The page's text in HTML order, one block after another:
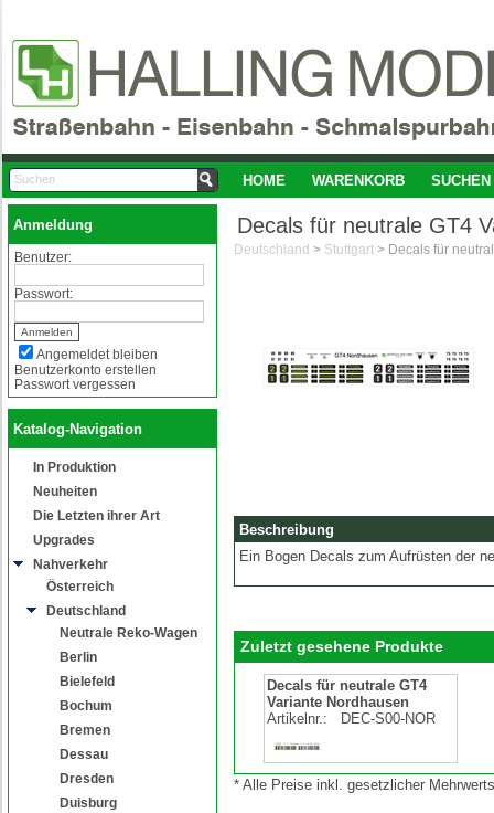
HOME WARENKORB SUCHEN
Anmeldung
Benutzer:
Passwort:
Angemeldet bleiben
Benutzerkonto erstellen
Passwort vergessen
Katalog-Navigation
In Produktion
Neuheiten
Die Letzten ihrer Art
Upgrades
Nahverkehr
Österreich
Deutschland
Neutrale Reko-Wagen
Berlin
Bielefeld
Bochum
Bremen
Dessau
Dresden
Duisburg
Decals für neutrale GT4
Deutschland > Stuttgart >
Beschreibung
Ein Bogen Decals zum Aufrüsten der
Zuletzt gesehene Produkte
Decals für neutrale GT4
Variante Nordhausen
Artikelnr.:
DEC-S00-NOR
* Alle Preise inkl. gesetzlicher